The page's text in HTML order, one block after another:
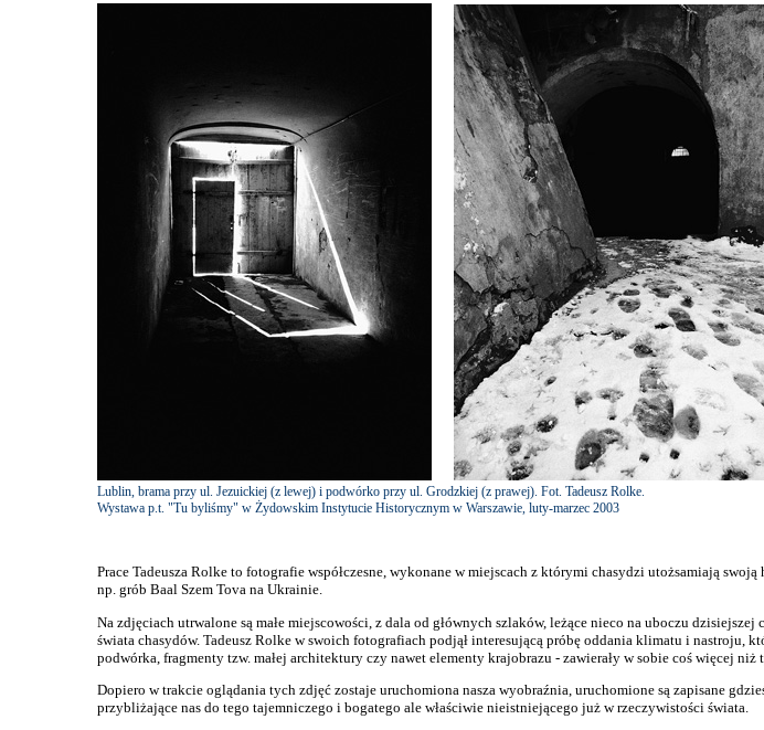
Lublin, brama przy ul. Jezuickiej (z lewej) i podwórko przy ul. Grodzkiej (z prawej). Fot. Tadeusz Rolke.
Wystawa p.t. "Tu byliśmy" w Żydowskim Instytucie Historycznym w Warszawie, luty-marzec 2003
Prace Tadeusza Rolke to fotografie współczesne, wykonane w miejscach z którymi chasydzi utożsamiają
np. grób Baal Szem Tova na Ukrainie.
Na zdjęciach utrwalone są małe miejscowości, z dala od głównych szlaków, leżące nieco na uboczu
świata chasydów. Tadeusz Rolke w swoich fotografiach podjął interesującą próbę oddania klimatu i nastroju,
podwórka, fragmenty tzw. małej architektury czy nawet elementy krajobrazu - zawierały w sobie coś więcej
Dopiero w trakcie oglądania tych zdjęć zostaje uruchomiona nasza wyobraźnia, uruchomione są zapisane
przybliżające nas do tego tajemniczego i bogatego ale właściwie nieistniejącego już w rzeczywistości świata.